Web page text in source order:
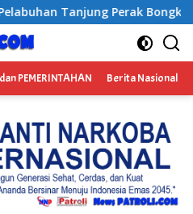
Tiga Jaringan Narkoba,
PEMERINTAHAN Berita Nasional